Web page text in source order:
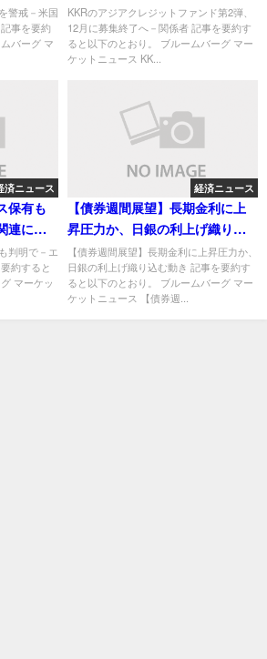
警戒－米国
事を要約
バーグ マ
係者
KKRのアジアクレジットファンド第2弾、
12月に募集終了へ－関係者 記事を要約す
ると以下のとおり。 ブルームバーグ マー
ケットニュース KK...
済ニュース
保有も
連に続
判明で－エ
約すると
マーケッ
経済ニュース
【債券週間展望】長期金利に上
昇圧力か、日銀の利上げ織り込
む動き
【債券週間展望】長期金利に上昇圧力か、
日銀の利上げ織り込む動き 記事を要約す
ると以下のとおり。 ブルームバーグ マー
ケットニュース 【債券週...